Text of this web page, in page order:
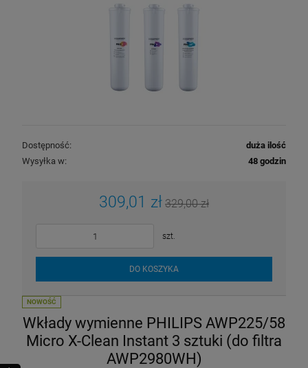
Dostępność:
duża ilość
Wysyłka w:
48 godzin
309,01 zł 329,00 zł
szt.
DO KOSZYKA
Wkłady wymienne PHILIPS AWP225/58
Micro X-Clean Instant 3 sztuki (do filtra
AWP2980WH)
NOWOŚĆ